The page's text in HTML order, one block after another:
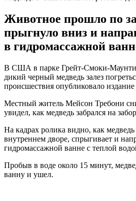
Животное прошло по
прыгнуло вниз и
в гидромассажной
В США в парке Грейт-Смоки-
дикий черный медведь залез
происшествия опубликовало издание
Местный житель Мейсон Требони
увидел, как медведь забрался на
На кадрах ролика видно, как
внутреннем дворе, спрыгивает и
гидромассажной ванне с теплой
Пробыв в воде около 15 минут,
ванну и ушел.